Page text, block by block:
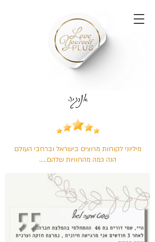
אנרגיה
מיליוני לקוחות מרוצים בישראל וברחבי העולם
הנה כמה מהחוויות שלהם.....